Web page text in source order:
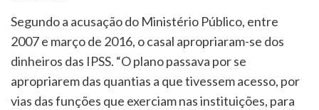
Segundo a acusação do Ministério Público, entre
2007 e março de 2016, o casal apropriaram-se dos
dinheiros das IPSS. “O plano passava por se
apropriarem das quantias a que tivessem acesso, por
vias das funções que exerciam nas instituições, para